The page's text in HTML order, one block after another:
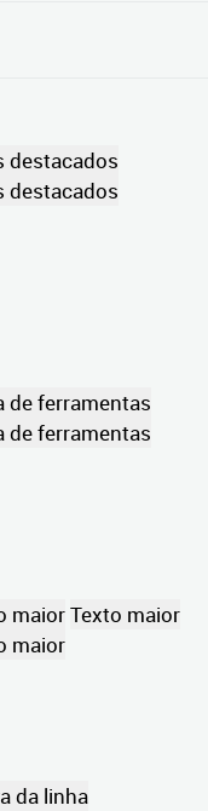
destacados
destacados
de ferramentas
de ferramentas
maiorTexto maior
maior
da linha